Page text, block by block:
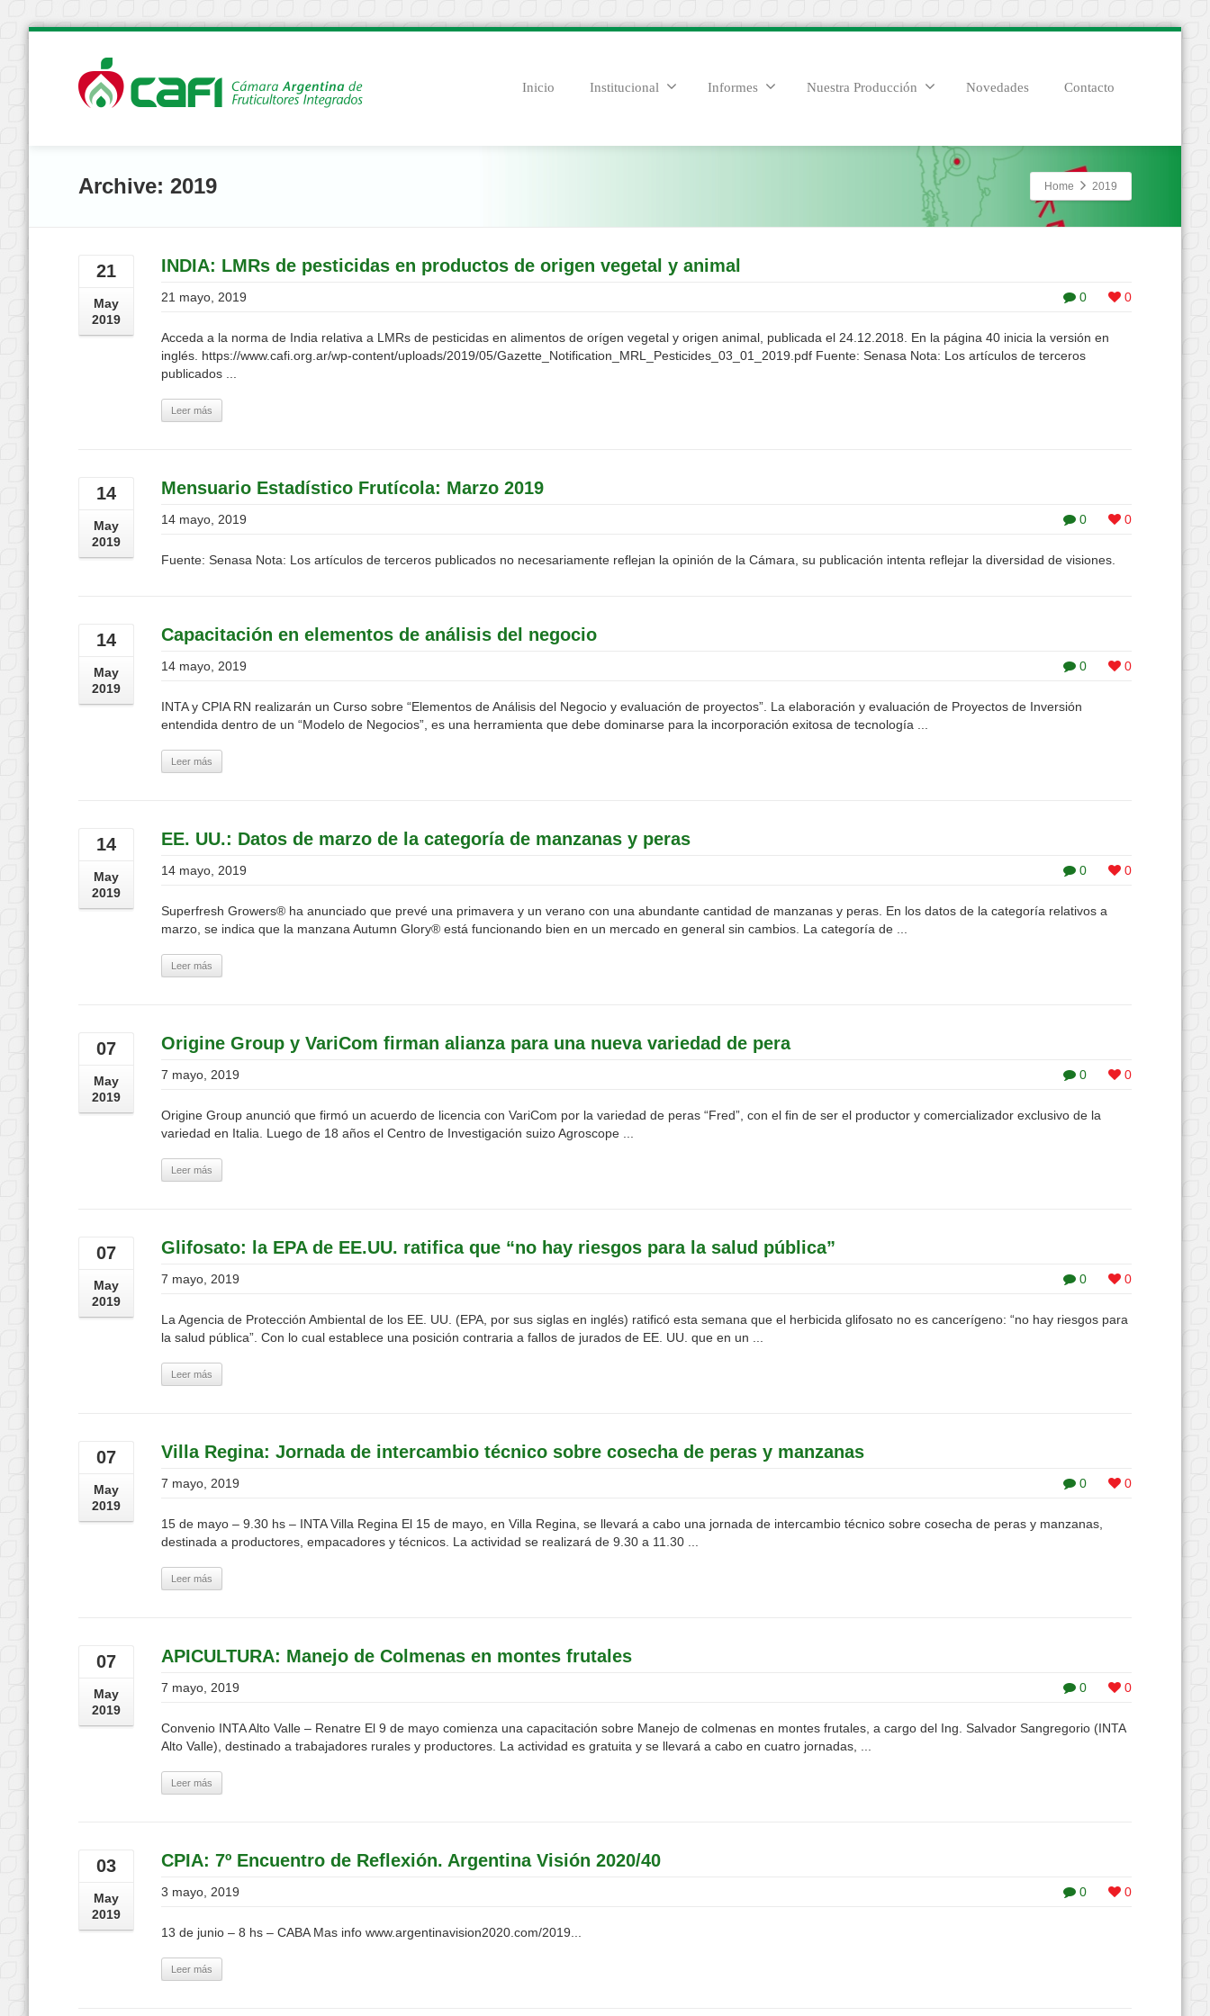
Inicio Institucional Informes Nuestra Producción Novedades Contacto
Archive: 2019 Home 2019
21
May
2019
INDIA: LMRs de pesticidas en productos de origen vegetal y animal
0 0
21 mayo, 2019
Acceda a la norma de India relativa a LMRs de pesticidas en alimentos de orígen vegetal y origen animal, publicada el 24.12.2018. En la página 40 inicia la versión en
inglés. https://www.cafi.org.ar/wp-content/uploads/2019/05/Gazette_Notification_MRL_Pesticides_03_01_2019.pdf Fuente: Senasa Nota: Los artículos de terceros
publicados ...
Leer más
14
May
2019
Mensuario Estadístico Frutícola: Marzo 2019
0 0
14 mayo, 2019
Fuente: Senasa Nota: Los artículos de terceros publicados no necesariamente reflejan la opinión de la Cámara, su publicación intenta reflejar la diversidad de visiones.
14
May
2019
Capacitación en elementos de análisis del negocio
0 0
14 mayo, 2019
INTA y CPIA RN realizarán un Curso sobre “Elementos de Análisis del Negocio y evaluación de proyectos”. La elaboración y evaluación de Proyectos de Inversión
entendida dentro de un “Modelo de Negocios”, es una herramienta que debe dominarse para la incorporación exitosa de tecnología ...
Leer más
14
May
2019
EE. UU.: Datos de marzo de la categoría de manzanas y peras
0 0
14 mayo, 2019
Superfresh Growers® ha anunciado que prevé una primavera y un verano con una abundante cantidad de manzanas y peras. En los datos de la categoría relativos a
marzo, se indica que la manzana Autumn Glory® está funcionando bien en un mercado en general sin cambios. La categoría de ...
Leer más
07
May
2019
Origine Group y VariCom firman alianza para una nueva variedad de pera
0 0
7 mayo, 2019
Origine Group anunció que firmó un acuerdo de licencia con VariCom por la variedad de peras “Fred”, con el fin de ser el productor y comercializador exclusivo de la
variedad en Italia. Luego de 18 años el Centro de Investigación suizo Agroscope ...
Leer más
07
May
2019
Glifosato: la EPA de EE.UU. ratifica que “no hay riesgos para la salud pública”
0 0
7 mayo, 2019
La Agencia de Protección Ambiental de los EE. UU. (EPA, por sus siglas en inglés) ratificó esta semana que el herbicida glifosato no es cancerígeno: “no hay riesgos para
la salud pública”. Con lo cual establece una posición contraria a fallos de jurados de EE. UU. que en un ...
Leer más
07
May
2019
Villa Regina: Jornada de intercambio técnico sobre cosecha de peras y manzanas
0 0
7 mayo, 2019
15 de mayo – 9.30 hs – INTA Villa Regina El 15 de mayo, en Villa Regina, se llevará a cabo una jornada de intercambio técnico sobre cosecha de peras y manzanas,
destinada a productores, empacadores y técnicos. La actividad se realizará de 9.30 a 11.30 ...
Leer más
07
May
2019
APICULTURA: Manejo de Colmenas en montes frutales
0 0
7 mayo, 2019
Convenio INTA Alto Valle – Renatre El 9 de mayo comienza una capacitación sobre Manejo de colmenas en montes frutales, a cargo del Ing. Salvador Sangregorio (INTA
Alto Valle), destinado a trabajadores rurales y productores. La actividad es gratuita y se llevará a cabo en cuatro jornadas, ...
Leer más
03
May
2019
CPIA: 7º Encuentro de Reflexión. Argentina Visión 2020/40
0 0
3 mayo, 2019
13 de junio – 8 hs – CABA Mas info www.argentinavision2020.com/2019...
Leer más